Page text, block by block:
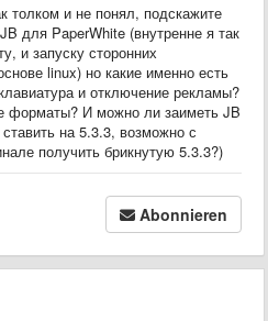
толком и не понял, подскажите
для PaperWhite (внутренне я так
и запуску сторонних
linux) но какие именно есть
и отключение рекламы?
форматы? И можно ли заиметь JB
на 5.3.3, возможно с
получить брикнутую 5.3.3?)
Abonnieren